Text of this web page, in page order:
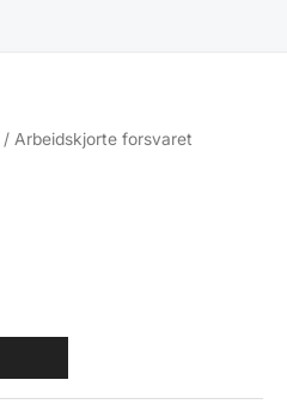
/ Arbeidskjorte forsvaret